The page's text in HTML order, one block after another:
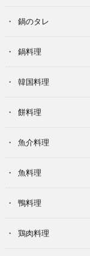
鍋のタレ
鍋料理
韓国料理
餅料理
魚介料理
魚料理
鴨料理
鶏肉料理